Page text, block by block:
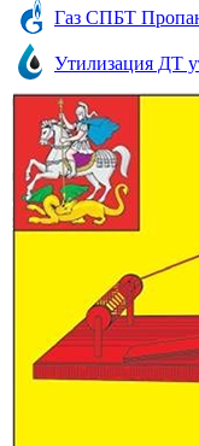
Газ СПБТ
Утилизация ДТ